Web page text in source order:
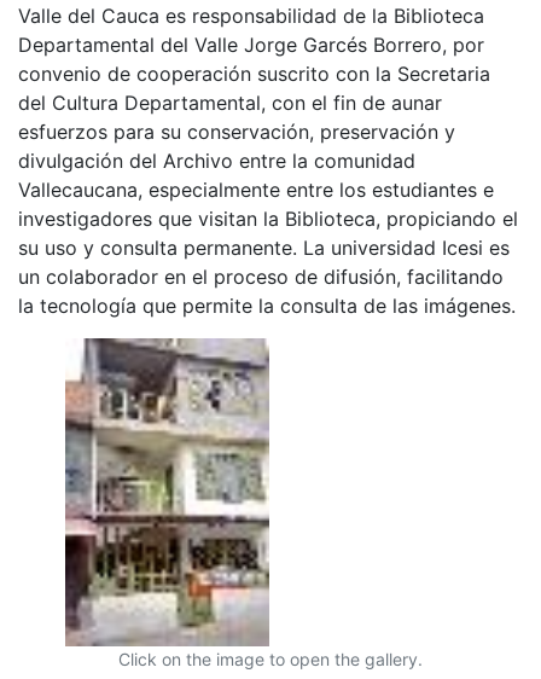
Valle del Cauca es responsabilidad de la Biblioteca
Departamental del Valle Jorge Garcés Borrero, por
convenio de cooperación suscrito con la Secretaria
del Cultura Departamental, con el fin de aunar
esfuerzos para su conservación, preservación y
divulgación del Archivo entre la comunidad
Vallecaucana, especialmente entre los estudiantes e
investigadores que visitan la Biblioteca, propiciando el
su uso y consulta permanente. La universidad Icesi es
un colaborador en el proceso de difusión, facilitando
la tecnología que permite la consulta de las imágenes.
Click on the image to open the gallery.